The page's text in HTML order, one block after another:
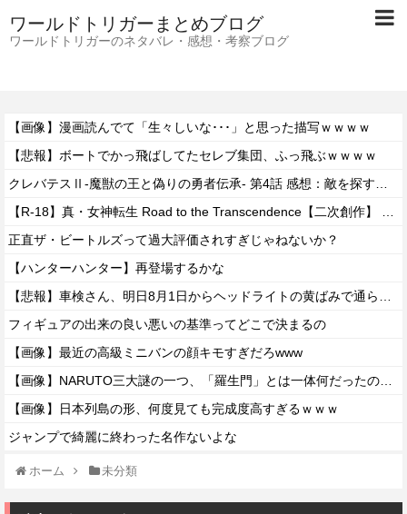
ワールドトリガーまとめブログ
ワールドトリガーのネタバレ・感想・考察ブログ
【画像】漫画読んでて「生々しいな･･･」と思った描写ｗｗｗｗ
【悲報】ボートでかっ飛ばしてたセレブ集団、ふっ飛ぶｗｗｗｗ
正直ザ・ビートルズって過大評価されすぎじゃねないか？
【ハンターハンター】再登場するかな
フィギュアの出来の良い悪いの基準ってどこで決まるの
【画像】最近の高級ミニバンの顔キモすぎだろwww
【画像】日本列島の形、何度見ても完成度高すぎるｗｗｗ
ジャンプで綺麗に終わった名作ないよな
ホーム 未分類